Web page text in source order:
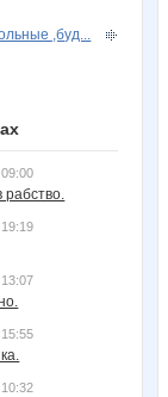
,буд...
рабство.